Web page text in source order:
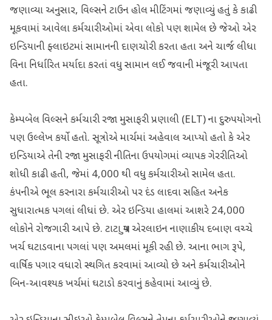
જણાવ્યા અનુસાર, વિલ્સને ટાઉન હોલ મીટિંગમાં જણાવ્યું હતું કે કાઢી
મૂકવામાં આવેલા કર્મચારીઓમાં એવા લોકો પણ શામેલ છે જેઓ એર
ઇન્ડિયાની ફ્લાઇટમાં સામાનની દાણચોરી કરતા હતા અને ચાર્જ લીધા
વિના નિર્ધારિત મર્યાદા કરતાં વધુ સામાન લઈ જવાની મંજૂરી આપતા
હતા.
કેમ્પબેલ વિલ્સને કર્મચારી રજા મુસાફરી પ્રણાલી (ELT) ના દુરુપયોગનો
પણ ઉલ્લેખ કર્યો હતો. સૂત્રોએ માર્ચમાં અહેવાલ આપ્યો હતો કે એર
ઇન્ડિયાએ તેની રજા મુસાફરી નીતિના ઉપયોગમાં વ્યાપક ગેરરીતિઓ
શોધી કાઢી હતી, જેમાં 4,000 થી વધુ કર્મચારીઓ સામેલ હતા.
કંપનીએ ભૂલ કરનારા કર્મચારીઓ પર દંડ લાદવા સહિત અનેક
સુધારાત્મક પગલાં લીધાં છે. એર ઇન્ડિયા હાલમાં આશરે 24,000
લોકોને રોજગારી આપે છે. ટાટા ગ્રુપ એરલાઇન નાણાકીય દબાણ વચ્ચે
ખર્ચ ઘટાડવાના પગલાં પણ અમલમાં મૂકી રહી છે. આના ભાગ રૂપે,
વાર્ષિક પગાર વધારો સ્થગિત કરવામાં આવ્યો છે અને કર્મચારીઓને
બિન-આવશ્યક ખર્ચમાં ઘટાડો કરવાનું કહેવામાં આવ્યું છે.